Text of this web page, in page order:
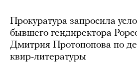
Прокуратура запросила
бывшего гендиректора
Дмитрия Протопопова по
квир-литературы